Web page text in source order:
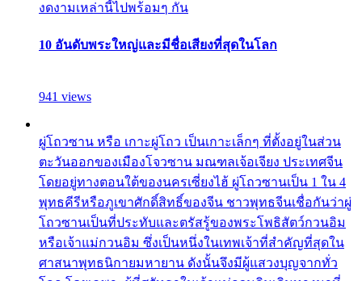
งดงามเหล่านี้ไปพร้อมๆ กัน
10 อันดับพระใหญ่และมีชื่อเสียงที่สุดในโลก
941 views
ผู่โถวซาน หรือ เกาะผู่โถว เป็นเกาะเล็กๆ ที่ตั้งอยู่ในส่วน
ตะวันออกของเมืองโจวซาน มณฑลเจ้อเจียง ประเทศจีน
โดยอยู่ทางตอนใต้ของนครเซี่ยงไฮ้ ผู่โถวซานเป็น 1 ใน 4
พุทธคีรีหรือภูเขาศักดิ์สิทธิ์ของจีน ชาวพุทธจีนเชื่อกันว่าผู่
โถวซานเป็นที่ประทับและตรัสรู้ของพระโพธิสัตว์กวนอิม
หรือเจ้าแม่กวนอิม ซึ่งเป็นหนึ่งในเทพเจ้าที่สำคัญที่สุดใน
ศาสนาพุทธนิกายมหายาน ดังนั้นจึงมีผู้แสวงบุญจากทั่ว